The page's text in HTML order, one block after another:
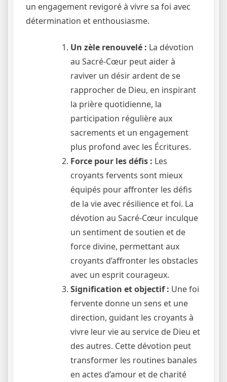
un engagement revigoré à vivre sa foi avec
détermination et enthousiasme.
Un zèle renouvelé : La dévotion
au Sacré-Cœur peut aider à
raviver un désir ardent de se
rapprocher de Dieu, en inspirant
la prière quotidienne, la
participation régulière aux
sacrements et un engagement
plus profond avec les Écritures.
Force pour les défis : Les
croyants fervents sont mieux
équipés pour affronter les défis
de la vie avec résilience et foi. La
dévotion au Sacré-Cœur inculque
un sentiment de soutien et de
force divine, permettant aux
croyants d’affronter les obstacles
avec un esprit courageux.
Signification et objectif : Une foi
fervente donne un sens et une
direction, guidant les croyants à
vivre leur vie au service de Dieu et
des autres. Cette dévotion peut
transformer les routines banales
en actes d’amour et de charité